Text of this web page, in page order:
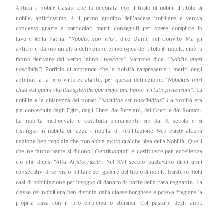
Antica e nobile Casata che fu decorata con il titolo di nobili. Il titolo di
nobile, antichissimo, è il primo gradino dell’ascesa nobiliare e veniva
concesso grazie a particolari meriti conseguiti per opere compiute in
favore della Patria. “Nobilis, non vilis”, dice Dante nel Convito. Ma gli
antichi ci danno un’altra definizione etimologica del titolo di nobile, cioè lo
fanno derivare dal verbo latino “noscere”. Varrone dice: “Nobilis quasi
noscibilis”; Porfirio ci apprende che la nobiltà rappresenta i meriti degli
antenati a la loro virtù eclatante, per questa definizione: “Nobilitas nihil
aliud est quam claritas splendorque majorum, honor virtutis praemium”. La
nobilta è la chiarezza del nome: “Nobilitas est noscibilitas”. La nobiltà era
già conosciuta dagli Egizi, dagli Ebrei, dai Persiani, dai Greci e dai Romani.
La nobiltà medioevale è costituita pienamente sin dal X secolo e si
distingue in nobiltà di razza e nobiltà di nobilitazione. Non esiste alcuna
nazione ben regolata che non abbia avuto qualche idea della Nobiltà. Quelli
che ne fanno parte si dicono “Gentiluomini”e costituisce per eccellenza
ciò che dicesi “Alta Aristocrazia”. Nel XVI secolo, bastavano dieci anni
consecutivi di servizio militare per godere del titolo di nobile. Esistono molti
casi di nobilitazione per bisogno di danaro da parte della casa regnante. La
classe dei nobili era ben distinta dalla classe borghese e poteva fregiare la
propria casa con il loro emblema o stemma. Col passare degli anni,